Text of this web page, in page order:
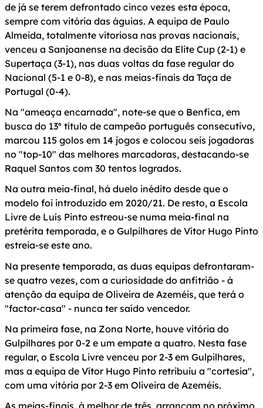
de já se terem defrontado cinco vezes esta época,
sempre com vitória das águias. A equipa de Paulo
Almeida, totalmente vitoriosa nas provas nacionais,
venceu a Sanjoanense na decisão da Elite Cup (2-1) e
Supertaça (3-1), nas duas voltas da fase regular do
Nacional (5-1 e 0-8), e nas meias-finais da Taça de
Portugal (0-4).
Na "ameaça encarnada", note-se que o Benfica, em
busca do 13º título de campeão português consecutivo,
marcou 115 golos em 14 jogos e colocou seis jogadoras
no "top-10" das melhores marcadoras, destacando-se
Raquel Santos com 30 tentos logrados.
Na outra meia-final, há duelo inédito desde que o
modelo foi introduzido em 2020/21. De resto, a Escola
Livre de Luís Pinto estreou-se numa meia-final na
pretérita temporada, e o Gulpilhares de Vítor Hugo Pinto
estreia-se este ano.
Na presente temporada, as duas equipas defrontaram-
se quatro vezes, com a curiosidade do anfitrião - à
atenção da equipa de Oliveira de Azeméis, que terá o
"factor-casa" - nunca ter saído vencedor.
Na primeira fase, na Zona Norte, houve vitória do
Gulpilhares por 0-2 e um empate a quatro. Nesta fase
regular, o Escola Livre venceu por 2-3 em Gulpilhares,
mas a equipa de Vítor Hugo Pinto retribuiu a "cortesia",
com uma vitória por 2-3 em Oliveira de Azeméis.
As meias-finais, à melhor de três, arrancam no próximo